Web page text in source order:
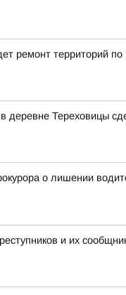
ремонт территорий
деревне Тереховицы
о лишении
и их